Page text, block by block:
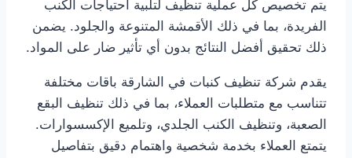
يتم تخصيص كل عملية تنظيف لتلبية احتياجات الكنب
الفريدة، بما في ذلك الأقمشة المتنوعة والجلود. يضمن
ذلك تحقيق أفضل النتائج بدون أي تأثير ضار على المواد.
يقدم شركة تنظيف كنبات في الشارقة باقات مختلفة
تتناسب مع متطلبات العملاء، بما في ذلك تنظيف البقع
الصعبة، وتنظيف الكنب الجلدي، وتلميع الإكسسوارات.
يتمتع العملاء بخدمة شخصية واهتمام دقيق بتفاصيل